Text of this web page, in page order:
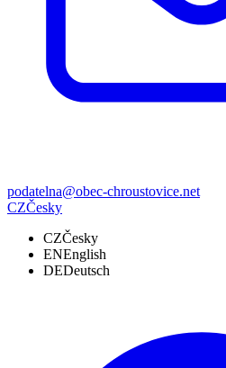
podatelna@obec-chroustovice.net
CZČesky
CZČesky
ENEnglish
DEDeutsch